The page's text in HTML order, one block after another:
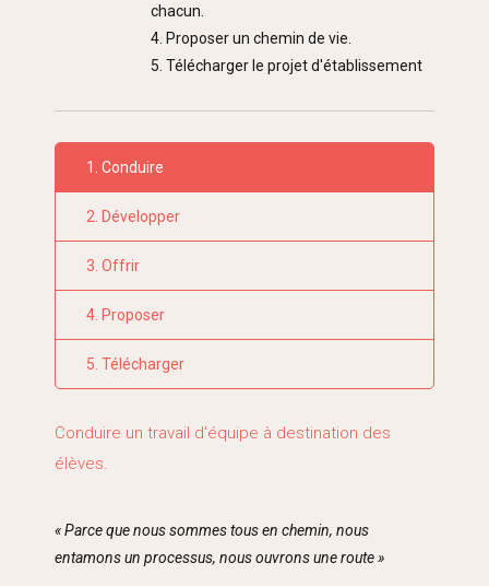
chacun.
4. Proposer un chemin de vie.
5. Télécharger le projet d'établissement
1. Conduire
2. Développer
3. Offrir
4. Proposer
5. Télécharger
Conduire un travail d’équipe à destination des
élèves.
« Parce que nous sommes tous en chemin, nous
entamons un processus, nous ouvrons une route »